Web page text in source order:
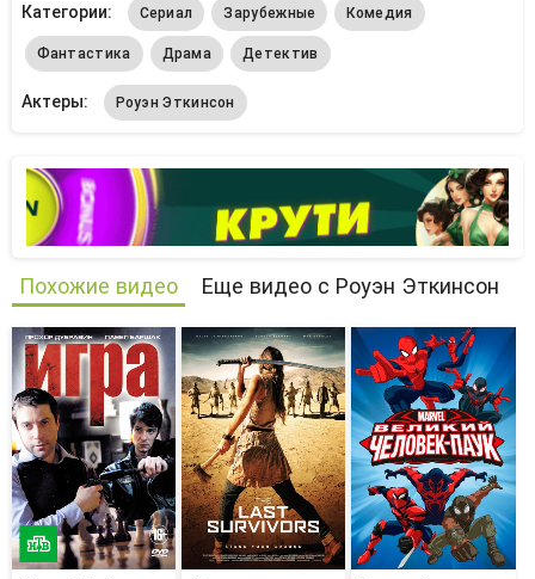
Категории:
Сериал Зарубежные Комедия
Фантастика Драма Детектив
Актеры: Роуэн Эткинсон
Похожие видео Еще видео с Роуэн Эткинсон